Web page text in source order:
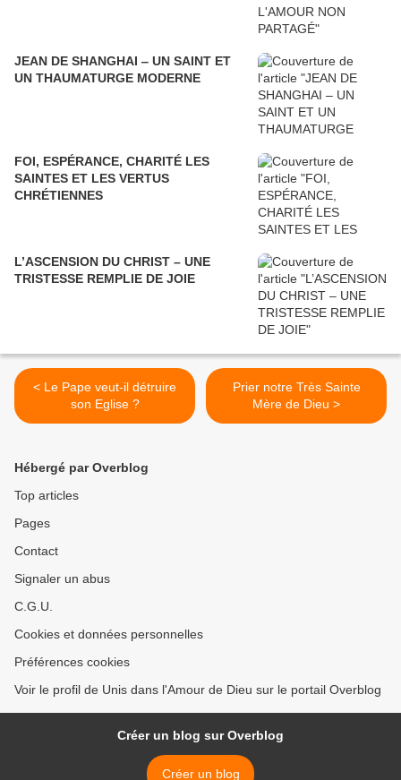
JEAN DE SHANGHAI ‒ UN SAINT ET
UN THAUMATURGE MODERNE
FOI, ESPÉRANCE, CHARITÉ LES
SAINTES ET LES VERTUS
CHRÉTIENNES
L’ASCENSION DU CHRIST – UNE
TRISTESSE REMPLIE DE JOIE
< Le Pape veut-il détruire
son Eglise ?
Prier notre Très Sainte
Mère de Dieu >
Hébergé par Overblog
Top articles
Pages
Contact
Signaler un abus
C.G.U.
Cookies et données personnelles
Préférences cookies
Voir le profil de Unis dans l'Amour de Dieu sur le portail Overblog
Créer un blog sur Overblog
Créer un blog